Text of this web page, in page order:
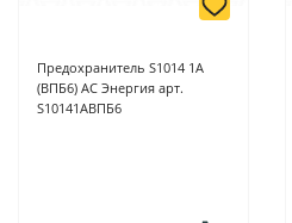
Предохранитель S1014 1А
(ВПБ6) АС Энергия арт.
S10141АВПБ6